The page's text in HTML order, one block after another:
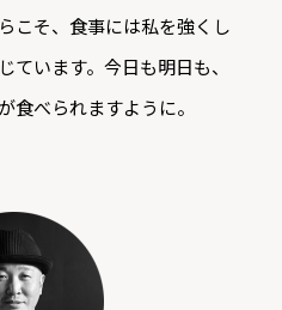
こそ、食事には私を強くし
ています。今日も明日も、
食べられますように。